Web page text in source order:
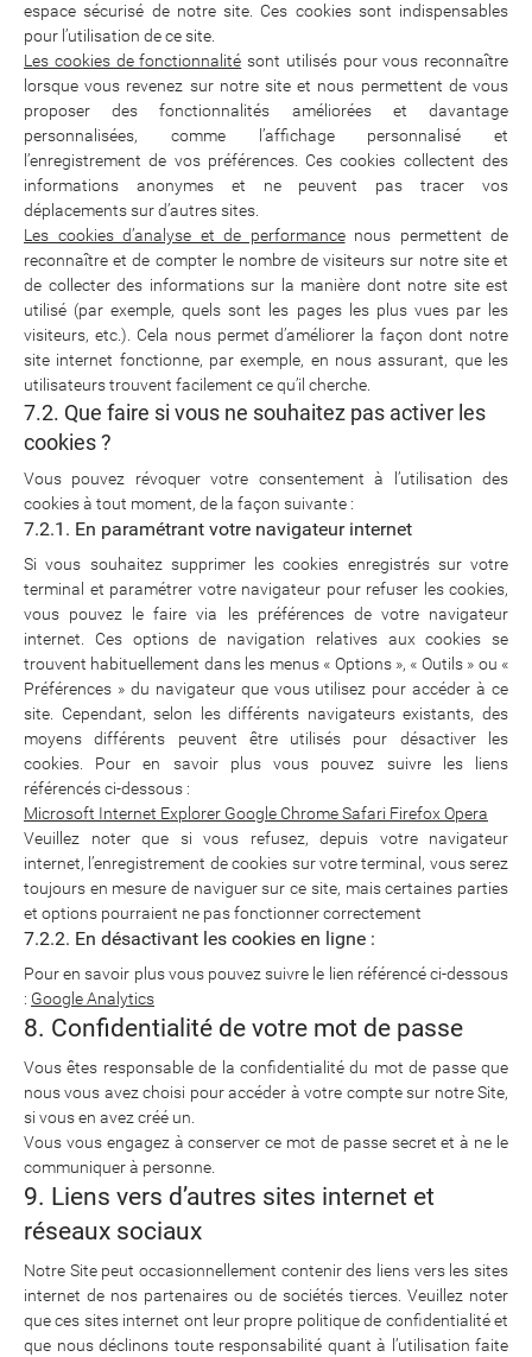
espace sécurisé de notre site. Ces cookies sont indispensables
pour l’utilisation de ce site.
Les cookies de fonctionnalité sont utilisés pour vous reconnaître
lorsque vous revenez sur notre site et nous permettent de vous
proposer des fonctionnalités améliorées et davantage
personnalisées, comme l’affichage personnalisé et
l’enregistrement de vos préférences. Ces cookies collectent des
informations anonymes et ne peuvent pas tracer vos
déplacements sur d’autres sites.
Les cookies d’analyse et de performancenous permettent de
reconnaître et de compter le nombre de visiteurs sur notre site et
de collecter des informations sur la manière dont notre site est
utilisé (par exemple, quels sont les pages les plus vues par les
visiteurs, etc.). Cela nous permet d’améliorer la façon dont notre
site internet fonctionne, par exemple, en nous assurant, que les
utilisateurs trouvent facilement ce qu’il cherche.
7.2. Que faire si vous ne souhaitez pas activer les
cookies ?
Vous pouvez révoquer votre consentement à l’utilisation des
cookies à tout moment, de la façon suivante :
7.2.1. En paramétrant votre navigateur internet
Si vous souhaitez supprimer les cookies enregistrés sur votre
terminal et paramétrer votre navigateur pour refuser les cookies,
vous pouvez le faire via les préférences de votre navigateur
internet. Ces options de navigation relatives aux cookies se
trouvent habituellement dans les menus « Options », « Outils » ou «
Préférences » du navigateur que vous utilisez pour accéder à ce
site. Cependant, selon les différents navigateurs existants, des
moyens différents peuvent être utilisés pour désactiver les
cookies. Pour en savoir plus vous pouvez suivre les liens
référencés ci-dessous :
Microsoft Internet Explorer Google ChromeSafari FirefoxOpera
Veuillez noter que si vous refusez, depuis votre navigateur
internet, l’enregistrement de cookies sur votre terminal, vous serez
toujours en mesure de naviguer sur ce site, mais certaines parties
et options pourraient ne pas fonctionner correctement
7.2.2. En désactivant les cookies en ligne :
Pour en savoir plus vous pouvez suivre le lien référencé ci-dessous
: Google Analytics
8. Confidentialité de votre mot de passe
Vous êtes responsable de la confidentialité du mot de passe que
nous vous avez choisi pour accéder à votre compte sur notre Site,
si vous en avez créé un.
Vous vous engagez à conserver ce mot de passe secret et à ne le
communiquer à personne.
9. Liens vers d’autres sites internet et
réseaux sociaux
Notre Site peut occasionnellement contenir des liens vers les sites
internet de nos partenaires ou de sociétés tierces. Veuillez noter
que ces sites internet ont leur propre politique de confidentialité et
que nous déclinons toute responsabilité quant à l’utilisation faite